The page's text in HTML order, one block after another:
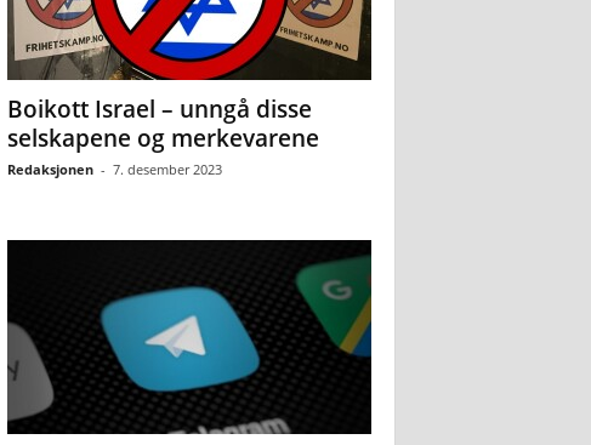
Boikott Israel – unngå disse
selskapene og merkevarene
Redaksjonen - 7. desember 2023